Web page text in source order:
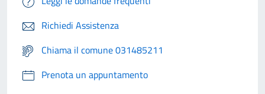
Richiedi Assistenza
Chiama il comune 031485211
Prenota un appuntamento